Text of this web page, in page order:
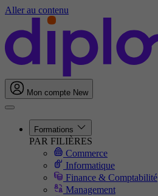
Aller au contenu
Mon compte New
Formations
PAR FILIÈRES
Commerce
Informatique
Finance & Comptabilité
Management